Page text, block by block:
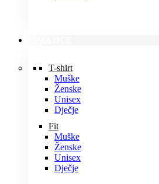
T-shirt
Muške
Ženske
Unisex
Dječje
Fit
Muške
Ženske
Unisex
Dječje